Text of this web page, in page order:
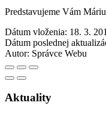
Predstavujeme Vám
Dátum vloženia: 18. 3.
Dátum poslednej
Autor: Správce Webu
Aktuality